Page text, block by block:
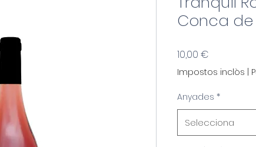
Conca de
10,00 €
Impostos inclòs
Anyades *
Selecciona